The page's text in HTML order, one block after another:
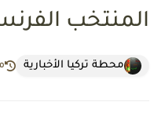
المنتخب
محطة تركيا الأخبارية